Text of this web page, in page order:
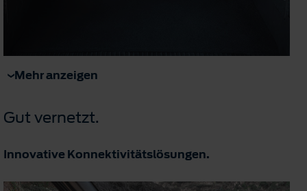
Mehr anzeigen
Gut vernetzt.
Innovative Konnektivitätslösungen.